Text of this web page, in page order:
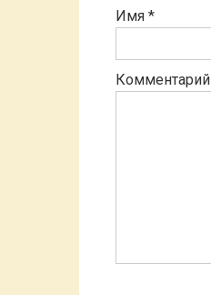
Имя *
Комментарий